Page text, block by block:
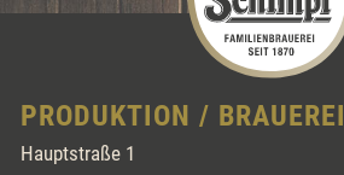
PRODUKTION / BRAUEREI
Hauptstraße 1